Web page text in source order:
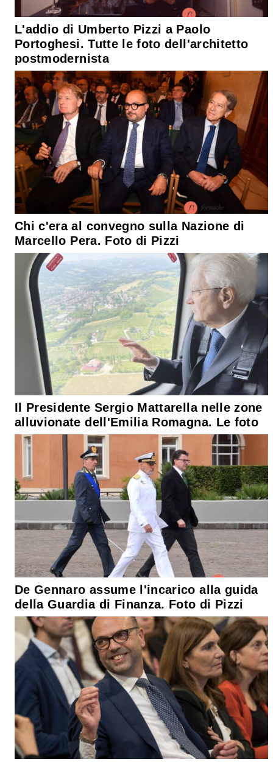
L'addio di Umberto Pizzi a Paolo
Portoghesi. Tutte le foto dell'architetto
postmodernista
Chi c'era al convegno sulla Nazione di
Marcello Pera. Foto di Pizzi
Il Presidente Sergio Mattarella nelle zone
alluvionate dell'Emilia Romagna. Le foto
De Gennaro assume l'incarico alla guida
della Guardia di Finanza. Foto di Pizzi